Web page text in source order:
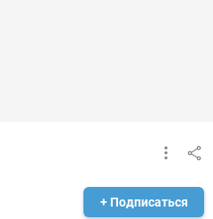
+ Подписаться